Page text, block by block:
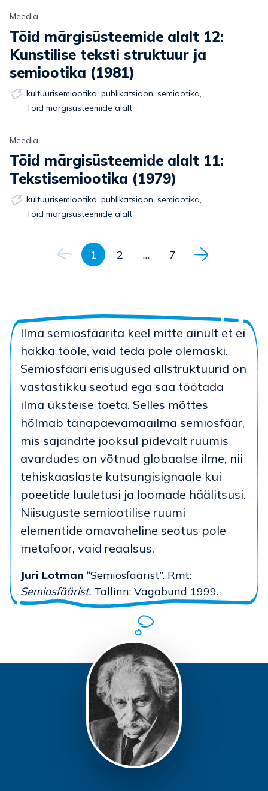
Meedia
Töid märgisüsteemide alalt 12:
Kunstilise teksti struktuur ja
semiootika (1981)
kultuurisemiootika, publikatsioon, semiootika,
Töid märgisüsteemide alalt
Meedia
Töid märgisüsteemide alalt 11:
Tekstisemiootika (1979)
kultuurisemiootika, publikatsioon, semiootika,
Töid märgisüsteemide alalt
Navigeerimine
1 2 … 7
Ilma semiosfäärita keel mitte ainult et ei
hakka tööle, vaid teda pole olemaski.
Semiosfääri erisugused allstruktuurid on
vastastikku seotud ega saa töötada
ilma üksteise toeta. Selles mõttes
hõlmab tänapäevamaailma semiosfäär,
mis sajandite jooksul pidevalt ruumis
avardudes on võtnud globaalse ilme, nii
tehiskaaslaste kutsungisignaale kui
poeetide luuletusi ja loomade häälitsusi.
Niisuguste semiootilise ruumi
elementide omavaheline seotus pole
metafoor, vaid reaalsus.
Juri Lotman “Semiosfäärist”. Rmt:
Semiosfäärist. Tallinn: Vagabund 1999.